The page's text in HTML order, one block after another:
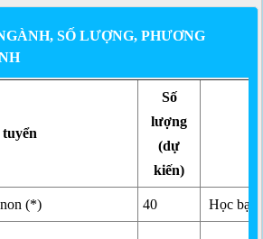
SỐ LƯỢNG, PHƯƠNG
Số
lượng
(dự
kiến)
(*) 40 Học bạ